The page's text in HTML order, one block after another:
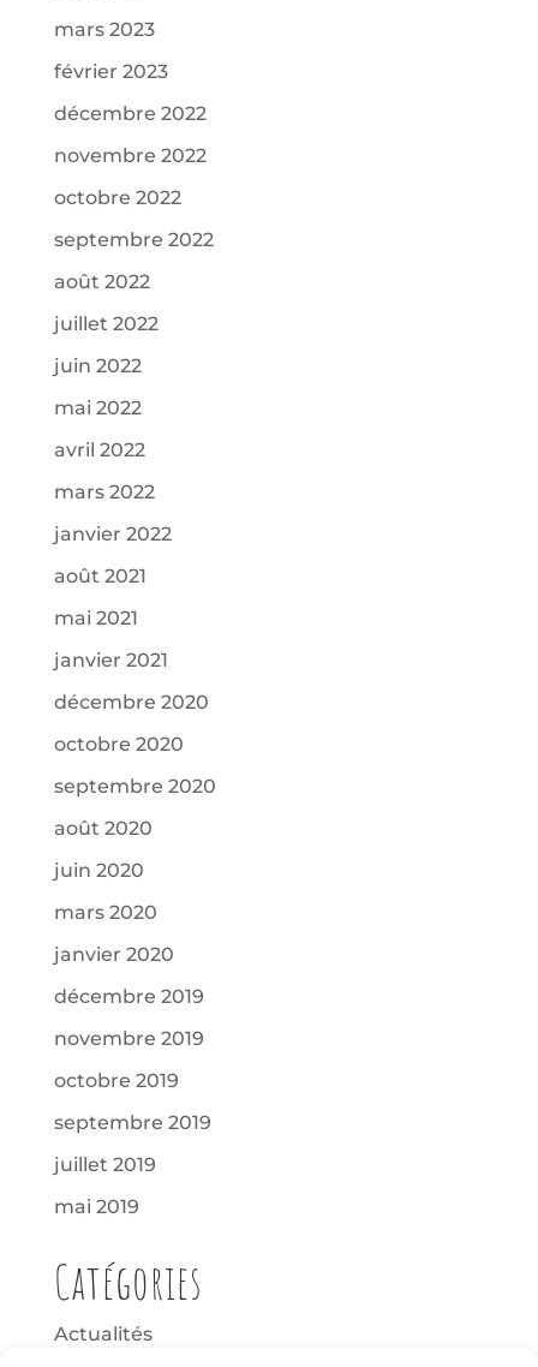
mars 2023
février 2023
décembre 2022
novembre 2022
octobre 2022
septembre 2022
août 2022
juillet 2022
juin 2022
mai 2022
avril 2022
mars 2022
janvier 2022
août 2021
mai 2021
janvier 2021
décembre 2020
octobre 2020
septembre 2020
août 2020
juin 2020
mars 2020
janvier 2020
décembre 2019
novembre 2019
octobre 2019
septembre 2019
juillet 2019
mai 2019
Catégories
Actualités